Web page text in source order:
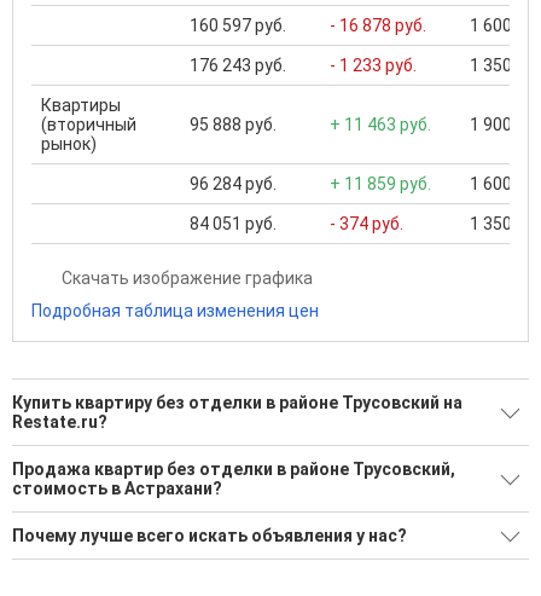
160 597 руб. - 16 878 руб. 1 600
176 243 руб. - 1 233 руб. 1 350
Квартиры
(вторичный
рынок)
95 888 руб. + 11 463 руб. 1 900
96 284 руб. + 11 859 руб. 1 600
84 051 руб. - 374 руб. 1 350
Скачать изображение графика
Подробная таблица изменения цен
Купить квартиру без отделки в районе Трусовский на
Restate.ru?
Поможем Купить квартиру без отделки в районе
Трусовский?
1 актуальное и проверенное объявление
Продажа квартир без отделки в районе Трусовский,
стоимость в Астрахани?
Минимальная цена: 1 800 000 Р. Максимальная цена: 1 800
000 Р; Средняя: 1 800 000 Р
Почему лучше всего искать объявления у нас?